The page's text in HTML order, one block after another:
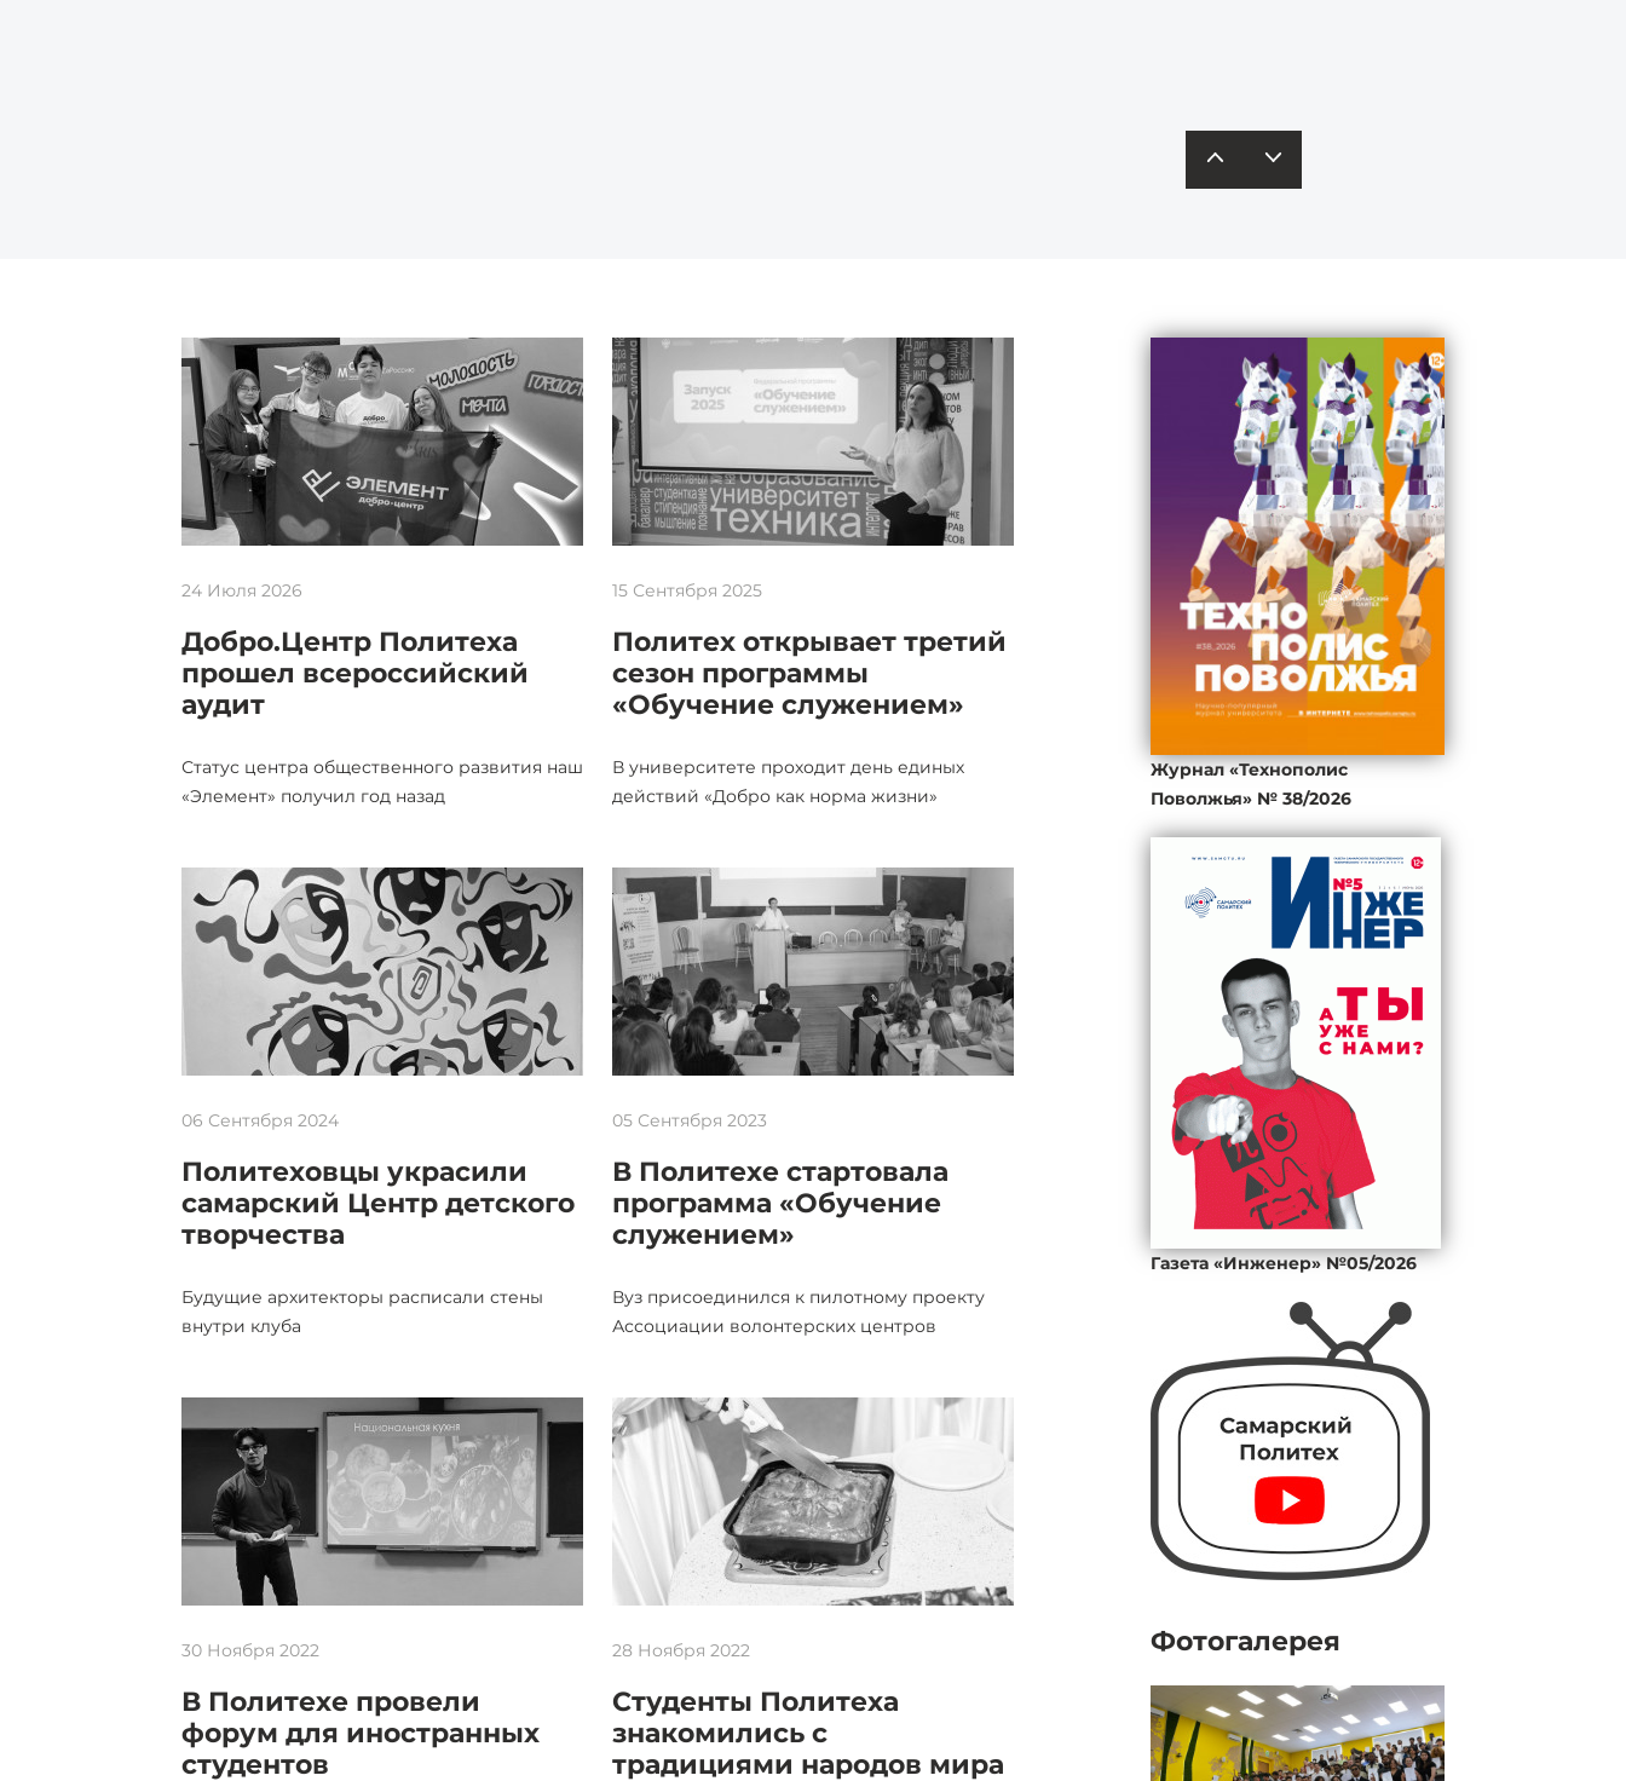
24 Июля 2026
Добро.Центр Политеха
прошел всероссийский
аудит
Статус центра общественного развития наш
«Элемент» получил год назад
15 Сентября 2025
Политех открывает третий
сезон программы
«Обучение служением»
В университете проходит день единых
действий «Добро как норма жизни»
06 Сентября 2024
Политеховцы украсили
самарский Центр детского
творчества
Будущие архитекторы расписали стены
внутри клуба
05 Сентября 2023
В Политехе стартовала
программа «Обучение
служением»
Вуз присоединился к пилотному проекту
Ассоциации волонтерских центров
30 Ноября 2022
В Политехе провели
форум для иностранных
студентов
28 Ноября 2022
Студенты Политеха
знакомились с
традициями народов мира
Журнал «Технополис
Поволжья» № 38/2026
Газета «Инженер» №05/2026
Фотогалерея